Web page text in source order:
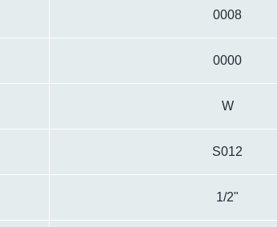
0008
0000
W
S012
1/2"